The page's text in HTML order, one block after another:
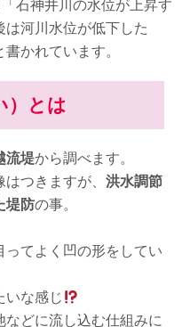
石神井川の水位が上昇す
は河川水位が低下した
書かれています。
）とは
流堤から調べます。
つきますが、 洪水調節
堤防の事。
ってよく凹の形をしてい
いな感じ
などに流し込む仕組みに